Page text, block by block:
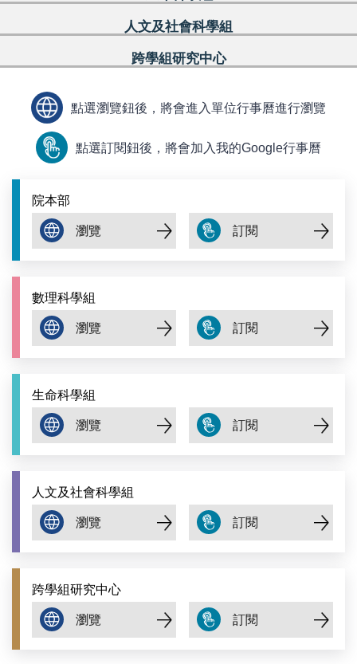
人文及社會科學組
跨學組研究中心
點選瀏覽鈕後，將會進入單位行事曆進行瀏覽
點選訂閱鈕後，將會加入我的Google行事曆
院本部
數理科學組
生命科學組
人文及社會科學組
跨學組研究中心